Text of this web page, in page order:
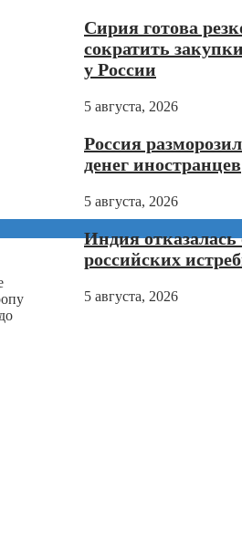
Сирия готова
сократить
у России
5 августа, 2026
Россия
денег иностранцев
5 августа, 2026
Индия отказалась
российских
5 августа, 2026